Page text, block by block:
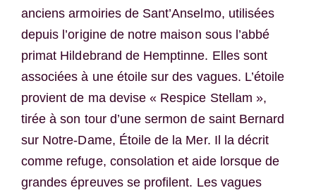
anciens armoiries de Sant’Anselmo, utilisées
depuis l’origine de notre maison sous l’abbé
primat Hildebrand de Hemptinne. Elles sont
associées à une étoile sur des vagues. L’étoile
provient de ma devise « Respice Stellam »,
tirée à son tour d’une sermon de saint Bernard
sur Notre-Dame, Étoile de la Mer. Il la décrit
comme refuge, consolation et aide lorsque de
grandes épreuves se profilent. Les vagues